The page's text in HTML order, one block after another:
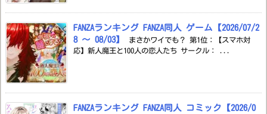
FANZAランキング FANZA同人 ゲーム【2026/07/2
8 ～ 08/03】
まさかワイでも？ 第1位：【スマホ対
応】新人魔王と100人の恋人たち サークル： ...
FANZAランキング FANZA同人 コミック【2026/0